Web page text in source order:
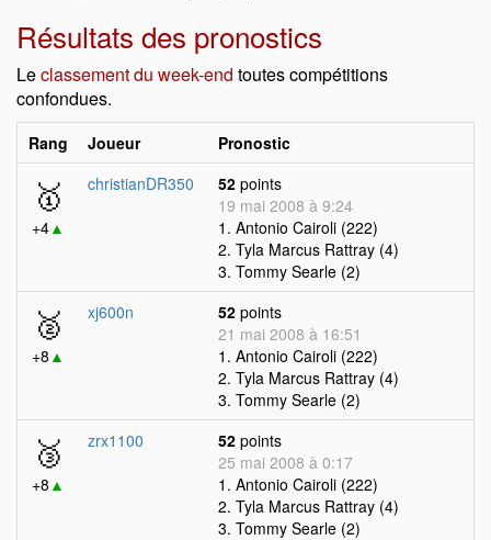
Résultats des pronostics
Leclassement du week-end toutes compétitions
confondues.
Rang Joueur Pronostic
🥇
+4▲
christianDR350 52 points
19 mai 2008 à 9:24
1. Antonio Cairoli (222)
2. Tyla Marcus Rattray (4)
3. Tommy Searle (2)
🥈
+8 ▲
xj600n 52 points
21 mai 2008 à 16:51
1. Antonio Cairoli (222)
2. Tyla Marcus Rattray (4)
3. Tommy Searle (2)
🥉
+8 ▲
zrx1100 52 points
25 mai 2008 à 0:17
1. Antonio Cairoli (222)
2. Tyla Marcus Rattray (4)
3. Tommy Searle (2)